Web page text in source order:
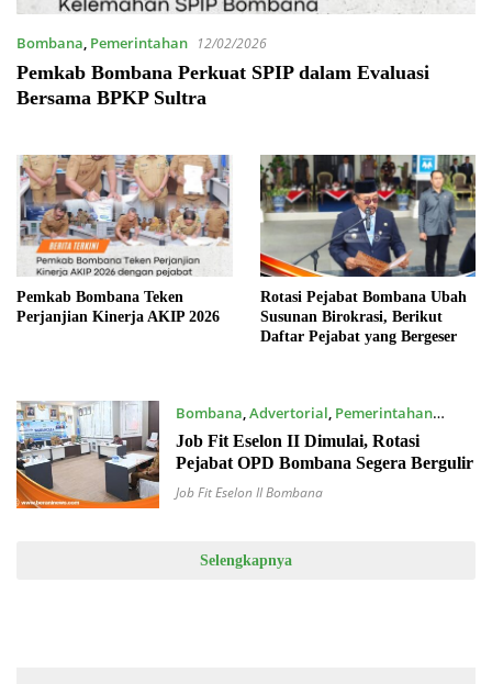
Bombana, Pemerintahan 12/02/2026
Pemkab Bombana Perkuat SPIP dalam Evaluasi
Bersama BPKP Sultra
Pemkab Bombana Teken
Perjanjian Kinerja AKIP 2026
Rotasi Pejabat Bombana Ubah
Susunan Birokrasi, Berikut
Daftar Pejabat yang Bergeser
Bombana,Advertorial, Pemerintahan
23/12/2025
Job Fit Eselon II Dimulai, Rotasi
Pejabat OPD Bombana Segera Bergulir
Job Fit Eselon II Bombana
Selengkapnya